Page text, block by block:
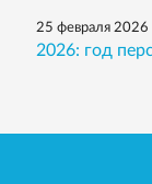
25 февраля 2026
2026: год